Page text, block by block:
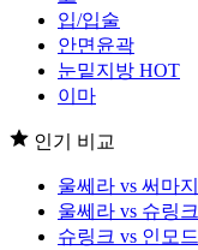
입/입술
안면윤곽
눈밑지방 HOT
이마
인기 비교
울쎄라 vs 써마지
울쎄라 vs 슈링크
슈링크 vs 인모드